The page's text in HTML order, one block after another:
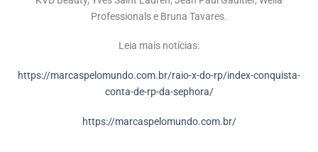
Professionals e Bruna Tavares.
Leia mais notícias:
https://marcaspelomundo.com.br/raio-x-do-rp/index-conquista-
conta-de-rp-da-sephora/
https://marcaspelomundo.com.br/